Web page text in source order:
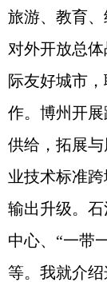
旅游、教育
对外开放总
际友好城市
作。博州开
供给，拓展
业技术标准
输出升级。
中心、“一带
等。我就介绍